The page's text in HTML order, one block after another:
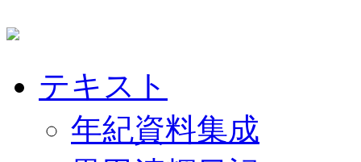
テキスト
年紀資料集成